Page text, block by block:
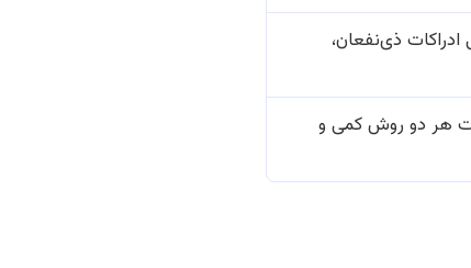
ذی‌نفعان،
هر دو روش کمی و